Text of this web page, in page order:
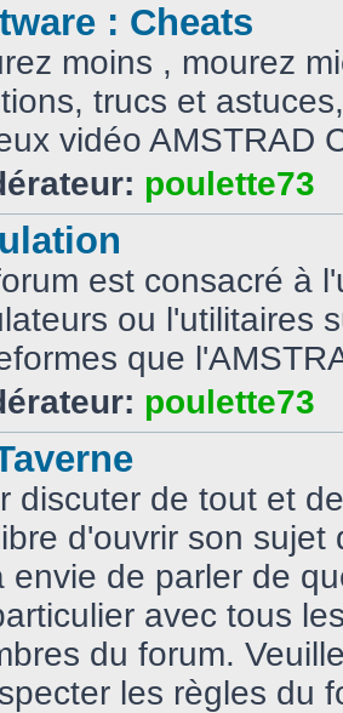
: Cheats
moins , mourez
trucs et
vidéo AMSTRAD
poulette73
est consacré à
ou l'utilitaires
que
poulette73
discuter de tout et
d'ouvrir son sujet
envie de parler de
avec tous
du forum.
les règles du